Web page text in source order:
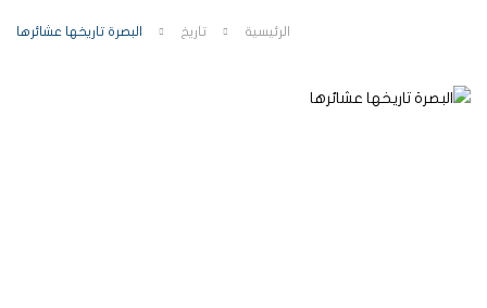
الرئيسية تاريخ البصرة تاريخها عشائرها